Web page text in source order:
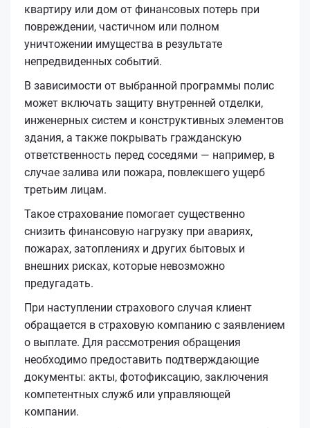
квартиру или дом от финансовых потерь при
повреждении, частичном или полном
уничтожении имущества в результате
непредвиденных событий.
В зависимости от выбранной программы полис
может включать защиту внутренней отделки,
инженерных систем и конструктивных элементов
здания, а также покрывать гражданскую
ответственность перед соседями — например, в
случае залива или пожара, повлекшего ущерб
третьим лицам.
Такое страхование помогает существенно
снизить финансовую нагрузку при авариях,
пожарах, затоплениях и других бытовых и
внешних рисках, которые невозможно
предугадать.
При наступлении страхового случая клиент
обращается в страховую компанию с заявлением
о выплате. Для рассмотрения обращения
необходимо предоставить подтверждающие
документы: акты, фотофиксацию, заключения
компетентных служб или управляющей
компании.